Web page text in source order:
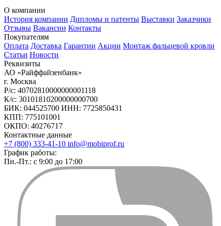
О компании
История компании Дипломы и патенты Выставки Заказчики
Отзывы Вакансии Контакты
Покупателям
Оплата Доставка Гарантии Акции Монтаж фальцевой кровли
Статьи Новости
Реквизиты
АО «Райффайзенбанк»
г. Москва
Р/с: 40702810000000001118
К/с: 30101810200000000700
БИК: 044525700 ИНН: 7725850431
КПП: 775101001
ОКПО: 40276717
Контактные данные
+7 (800) 333-41-10 info@mobiprof.ru
График работы:
Пн.-Пт.: с 9:00 до 17:00